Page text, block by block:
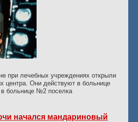
при лечебных учреждениях открыли
центра. Они действуют в больнице
больнице №2 поселка
начался мандариновый